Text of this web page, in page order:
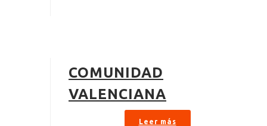
COMUNIDAD
VALENCIANA
Leer más